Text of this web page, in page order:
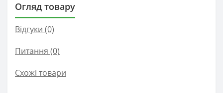
Огляд товару
Відгуки (0)
Питання (0)
Схожі товари